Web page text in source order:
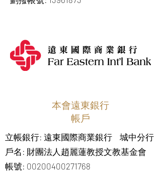
本會遠東銀行
帳戶
立帳銀行: 遠東國際商業銀行 城中分行
戶名: 財團法人趙麗蓮教授文教基金會
帳號: 00200400271768